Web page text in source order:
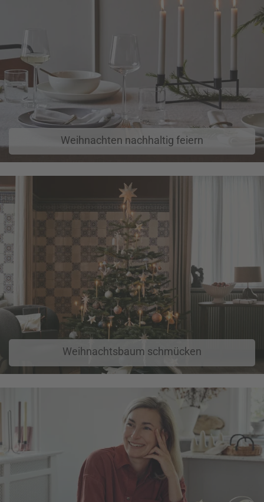
Weihnachten nachhaltig feiern
Weihnachtsbaum schmücken